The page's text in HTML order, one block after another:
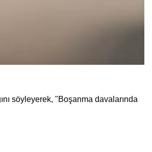
söyleyerek, "Boşanma davalarında